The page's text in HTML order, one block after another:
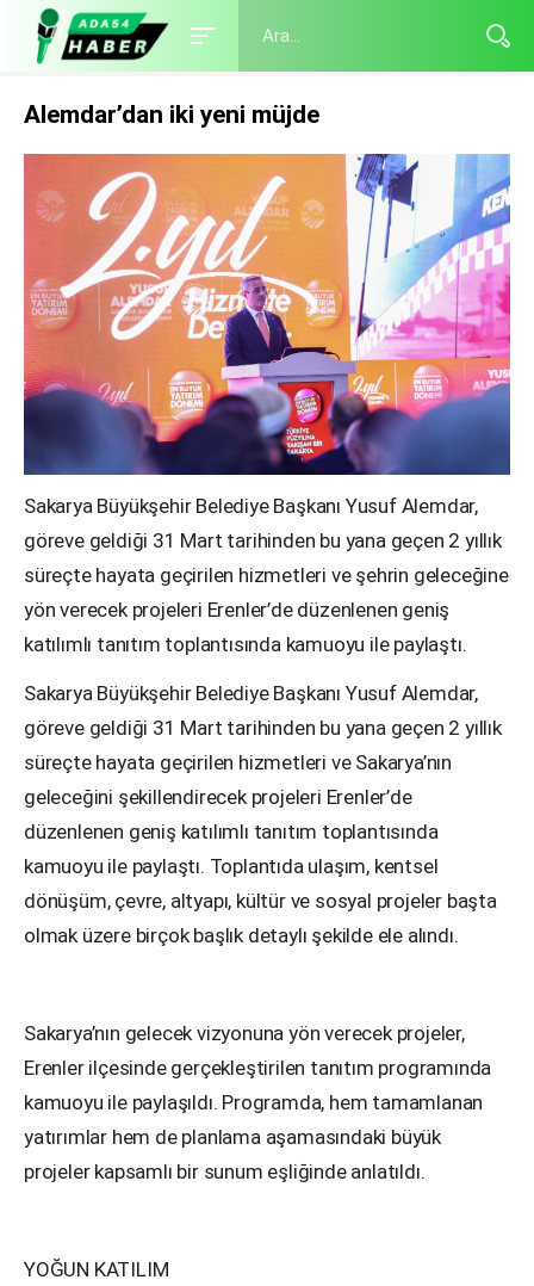
Alemdar’dan iki yeni müjde
Sakarya Büyükşehir Belediye Başkanı Yusuf Alemdar,
göreve geldiği 31 Mart tarihinden bu yana geçen 2 yıllık
süreçte hayata geçirilen hizmetleri ve şehrin geleceğine
yön verecek projeleri Erenler’de düzenlenen geniş
katılımlı tanıtım toplantısında kamuoyu ile paylaştı.
Sakarya Büyükşehir Belediye Başkanı Yusuf Alemdar,
göreve geldiği 31 Mart tarihinden bu yana geçen 2 yıllık
süreçte hayata geçirilen hizmetleri ve Sakarya’nın
geleceğini şekillendirecek projeleri Erenler’de
düzenlenen geniş katılımlı tanıtım toplantısında
kamuoyu ile paylaştı. Toplantıda ulaşım, kentsel
dönüşüm, çevre, altyapı, kültür ve sosyal projeler başta
olmak üzere birçok başlık detaylı şekilde ele alındı.
Sakarya’nın gelecek vizyonuna yön verecek projeler,
Erenler ilçesinde gerçekleştirilen tanıtım programında
kamuoyu ile paylaşıldı. Programda, hem tamamlanan
yatırımlar hem de planlama aşamasındaki büyük
projeler kapsamlı bir sunum eşliğinde anlatıldı.
YOĞUN KATILIM